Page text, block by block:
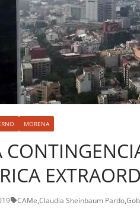
MORENA
CAMe,Claudia Sheinbaum Pardo,